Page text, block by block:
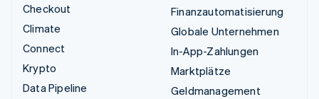
Checkout
Climate
Connect
Krypto
Data Pipeline
Finanzautomatisierung
Globale Unternehmen
In-App-Zahlungen
Marktplätze
Geldmanagement